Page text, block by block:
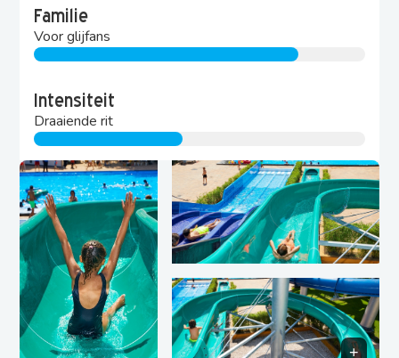
Familie
Voor glijfans
Intensiteit
Draaiende rit